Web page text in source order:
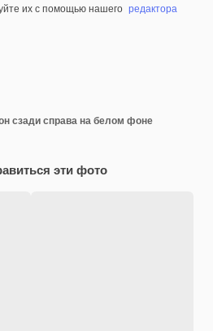
их с помощью нашего редактора
сзади справа на белом фоне
эти фото